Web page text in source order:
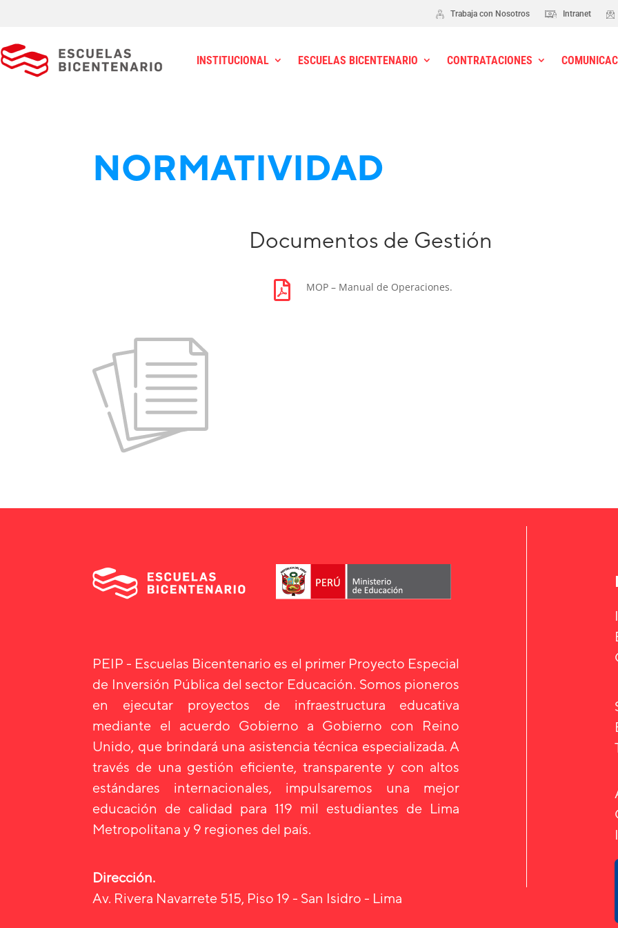
Trabaja con Nosotros Intranet
INSTITUCIONAL ESCUELAS BICENTENARIO CONTRATACIONES
NORMATIVIDAD
Documentos de Gestión
 MOP – Manual de Operaciones.
PEIP - Escuelas Bicentenario es el primer Proyecto Especial
de Inversión Pública del sector Educación. Somos pioneros
en ejecutar proyectos de infraestructura educativa
mediante el acuerdo Gobierno a Gobierno con Reino
Unido, que brindará una asistencia técnica especializada. A
través de una gestión eficiente, transparente y con altos
estándares internacionales, impulsaremos una mejor
educación de calidad para 119 mil estudiantes de Lima
Metropolitana y 9 regiones del país.
Dirección.
Av. Rivera Navarrete 515, Piso 19 - San Isidro - Lima